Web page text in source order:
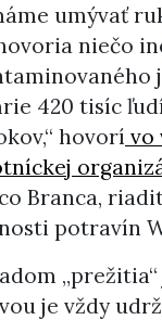
umývať
niečo
420 tisíc
hovorí vo
Branca,
potravín
je vždy